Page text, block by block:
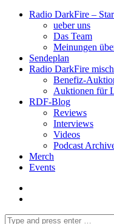
Radio DarkFire –
ueber uns
Das Team
Meinungen
Sendeplan
Radio DarkFire
Benefiz-
Auktionen für
RDF-Blog
Reviews
Interviews
Videos
Podcast
Merch
Events